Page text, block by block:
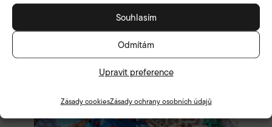
Souhlasím
Odmítám
Upravit preference
Zásady cookiesZásady ochrany osobních údajů